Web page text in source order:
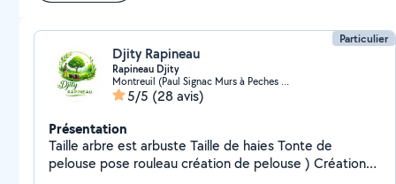
Particulier
Djity Rapineau
Rapineau Djity
Montreuil (Paul Signac Murs à Peches 4)
5/5 (28 avis)
Présentation
Taille arbre est arbuste Taille de haies Tonte de
pelouse pose rouleau création de pelouse ) Création